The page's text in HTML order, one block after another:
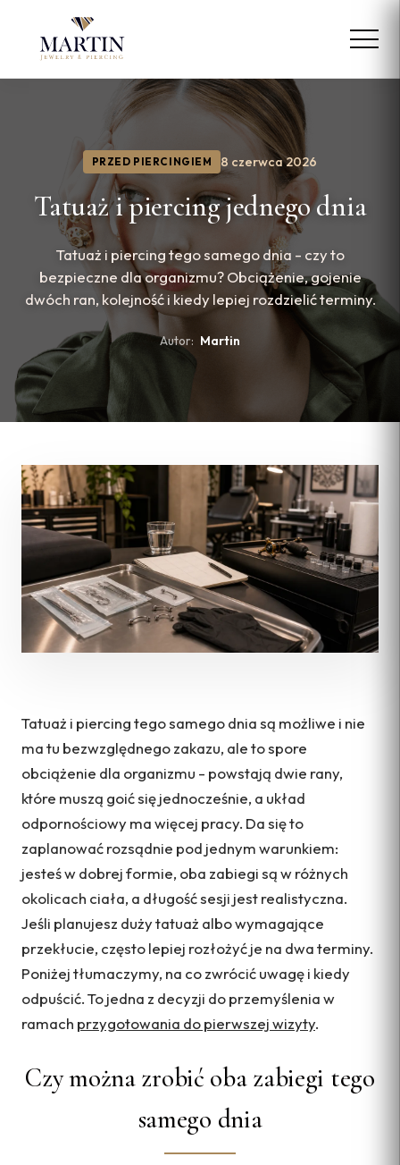
PRZED PIERCINGIEM 8 czerwca 2026
Tatuaż i piercing jednego dnia
Tatuaż i piercing tego samego dnia - czy to
bezpieczne dla organizmu? Obciążenie, gojenie
dwóch ran, kolejność i kiedy lepiej rozdzielić terminy.
Autor: Martin
Tatuaż i piercing tego samego dnia są możliwe i nie
ma tu bezwzględnego zakazu, ale to spore
obciążenie dla organizmu - powstają dwie rany,
które muszą goić się jednocześnie, a układ
odpornościowy ma więcej pracy. Da się to
zaplanować rozsądnie pod jednym warunkiem:
jesteś w dobrej formie, oba zabiegi są w różnych
okolicach ciała, a długość sesji jest realistyczna.
Jeśli planujesz duży tatuaż albo wymagające
przekłucie, często lepiej rozłożyć je na dwa terminy.
Poniżej tłumaczymy, na co zwrócić uwagę i kiedy
odpuścić. To jedna z decyzji do przemyślenia w
ramach przygotowania do pierwszej wizyty.
Czy można zrobić oba zabiegi tego
samego dnia